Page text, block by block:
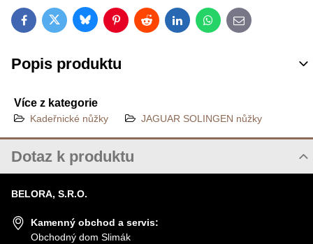
FacebookTwitterBlueskyPinterestRedditLinkedInWhatsApp
E-mail
Popis produktu
Více z kategorie
Kadeřnické nůžky JAGUAR SOLINGEN nůžky
Dotaz k produktu
JMÉNO
BELORA, S.R.O.
Kamenný obchod a servis:
Obchodný dom Slimák